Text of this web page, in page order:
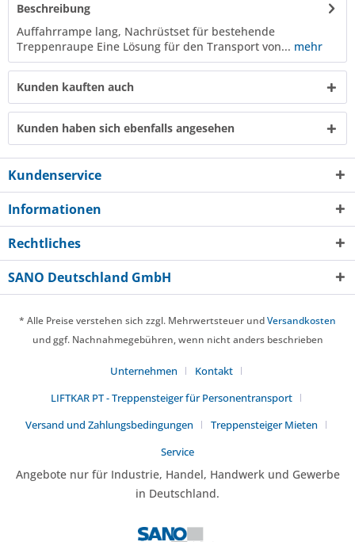
Beschreibung
Auffahrrampe lang, Nachrüstset für bestehende
Treppenraupe Eine Lösung für den Transport von... mehr
Kunden kauften auch
Kunden haben sich ebenfalls angesehen
Kundenservice
Informationen
Rechtliches
SANO Deutschland GmbH
* Alle Preise verstehen sich zzgl. Mehrwertsteuer undVersandkosten
und ggf. Nachnahmegebühren, wenn nicht anders beschrieben
Unternehmen
Kontakt
LIFTKAR PT - Treppensteiger für Personentransport
Versand und Zahlungsbedingungen
Treppensteiger Mieten
Service
Angebote nur für Industrie, Handel, Handwerk und Gewerbe
in Deutschland.